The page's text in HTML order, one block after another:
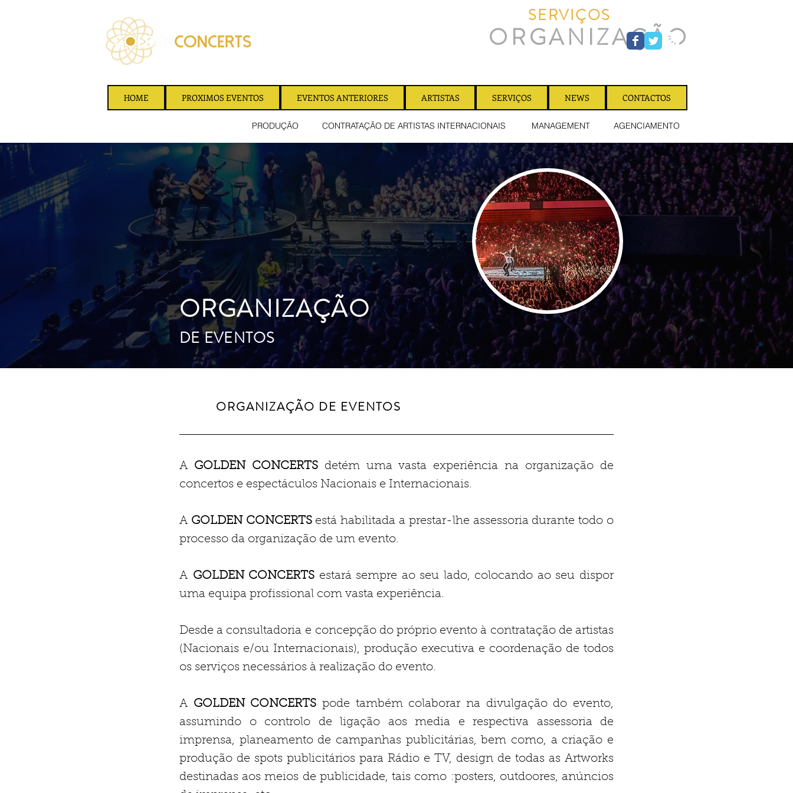
HOME PROXIMOS EVENTOS EVENTOS ANTERIORES ARTISTAS SERVIÇOS NEWS CONTACTOS
SERVIÇOS
ORGANIZAÇÃO
PRODUÇÃO CONTRATAÇÃO DE ARTISTAS INTERNACIONAIS MANAGEMENT AGENCIAMENTO
ORGANIZAÇÃO
DE EVENTOS
ORGANIZAÇÃO DE EVENTOS
A GOLDEN CONCERTSdetém uma vasta experiência na organização de
concertos e espectáculos Nacionais e Internacionais.
A GOLDEN CONCERTSestá habilitada a prestar-lhe assessoria durante todo o
processo da organização de um evento.
A GOLDEN CONCERTS estará sempre ao seu lado, colocando ao seu dispor
uma equipa profissional com vasta experiência.
Desde a consultadoria e concepção do próprio evento à contratação de artistas
(Nacionais e/ou Internacionais), produção executiva e coordenação de todos
os serviços necessários à realização do evento.
A GOLDEN CONCERTS pode também colaborar na divulgação do evento,
assumindo o controlo de ligação aos media e respectiva assessoria de
imprensa, planeamento de campanhas publicitárias, bem como, a criação e
produção de spots publicitários para Rádio e TV, design de todas as Artworks
destinadas aos meios de publicidade, tais como :posters, outdoores, anúncios